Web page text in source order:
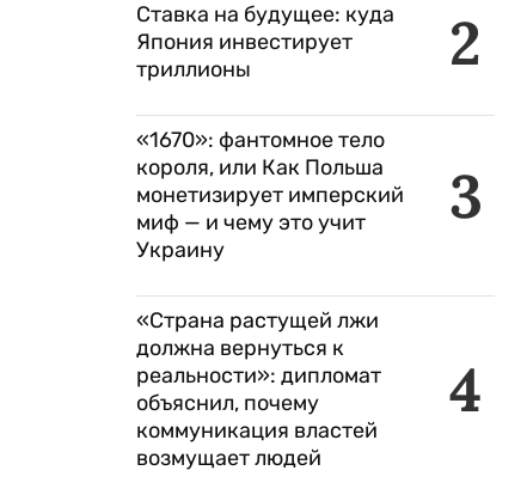
2
Ставка на будущее: куда
Япония инвестирует
триллионы
3
«1670»: фантомное тело
короля, или Как Польша
монетизирует имперский
миф — и чему это учит
Украину
4
«Страна растущей лжи
должна вернуться к
реальности»: дипломат
объяснил, почему
коммуникация властей
возмущает людей